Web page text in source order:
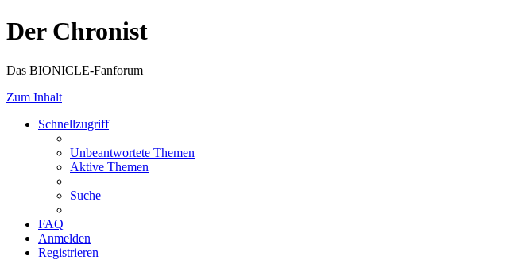
Der Chronist
Das BIONICLE-Fanforum
Zum Inhalt
Schnellzugriff
Unbeantwortete Themen
Aktive Themen
Suche
FAQ
Anmelden
Registrieren